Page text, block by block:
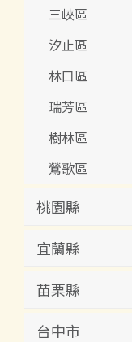
三峽區
汐止區
林口區
瑞芳區
樹林區
鶯歌區
桃園縣
宜蘭縣
苗栗縣
台中市